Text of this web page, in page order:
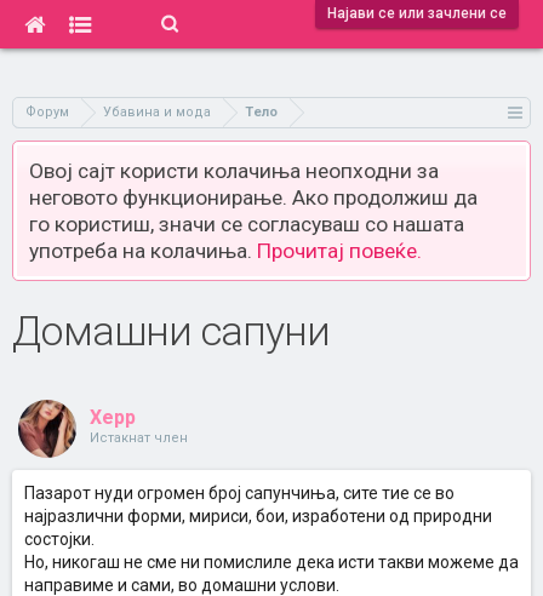
Најави се или зачлени се
Форум Убавина и мода Тело
Овој сајт користи колачиња неопходни за
неговото функционирање. Ако продолжиш да
го користиш, значи се согласуваш со нашата
употреба на колачиња. Прочитај повеќе.
Домашни сапуни
Xepp
Истакнат член
Пазарот нуди огромен број сапунчиња, сите тие се во
најразлични форми, мириси, бои, изработени од природни
состојки.
Но, никогаш не сме ни помислиле дека исти такви можеме да
направиме и сами, во домашни услови.